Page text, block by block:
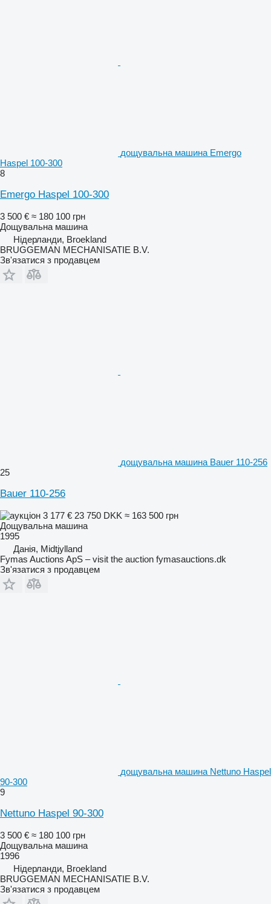
дощувальна машина Emergo
Haspel 100-300
8
Emergo Haspel 100-300
3 500 € ≈ 180 100 грн
Дощувальна машина
Нідерланди, Broekland
BRUGGEMAN MECHANISATIE B.V.
Зв'язатися з продавцем
дощувальна машина Bauer 110-256
25
Bauer 110-256
3 177 € 23 750 DKK ≈ 163 500 грн
Дощувальна машина
1995
Данія, Midtjylland
Fymas Auctions ApS – visit the auction fymasauctions.dk
Зв'язатися з продавцем
дощувальна машина Nettuno Haspel
90-300
9
Nettuno Haspel 90-300
3 500 € ≈ 180 100 грн
Дощувальна машина
1996
Нідерланди, Broekland
BRUGGEMAN MECHANISATIE B.V.
Зв'язатися з продавцем